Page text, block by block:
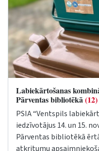
Labiekārtošanas
Pārventas bibliotēkā(12)
PSIA “Ventspils
iedzīvotājus 14. un 15.
Pārventas bibliotēkā
atkritumu